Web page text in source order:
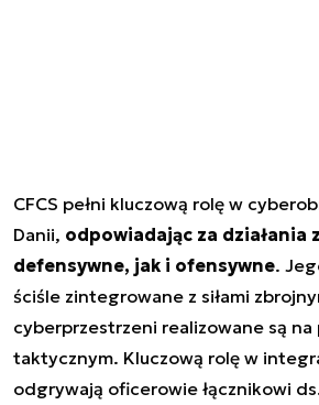
CFCS pełni kluczową rolę w
Danii, odpowiadając za działania
defensywne, jak i ofensywne.
ściśle zintegrowane z siłami
cyberprzestrzeni realizowane są na
taktycznym. Kluczową rolę w
odgrywają oficerowie łącznikowi